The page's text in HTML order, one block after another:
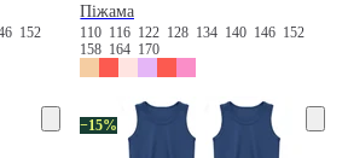
152
Піжама
110 116 122 128 134 140 146 152
158 164 170
−15%